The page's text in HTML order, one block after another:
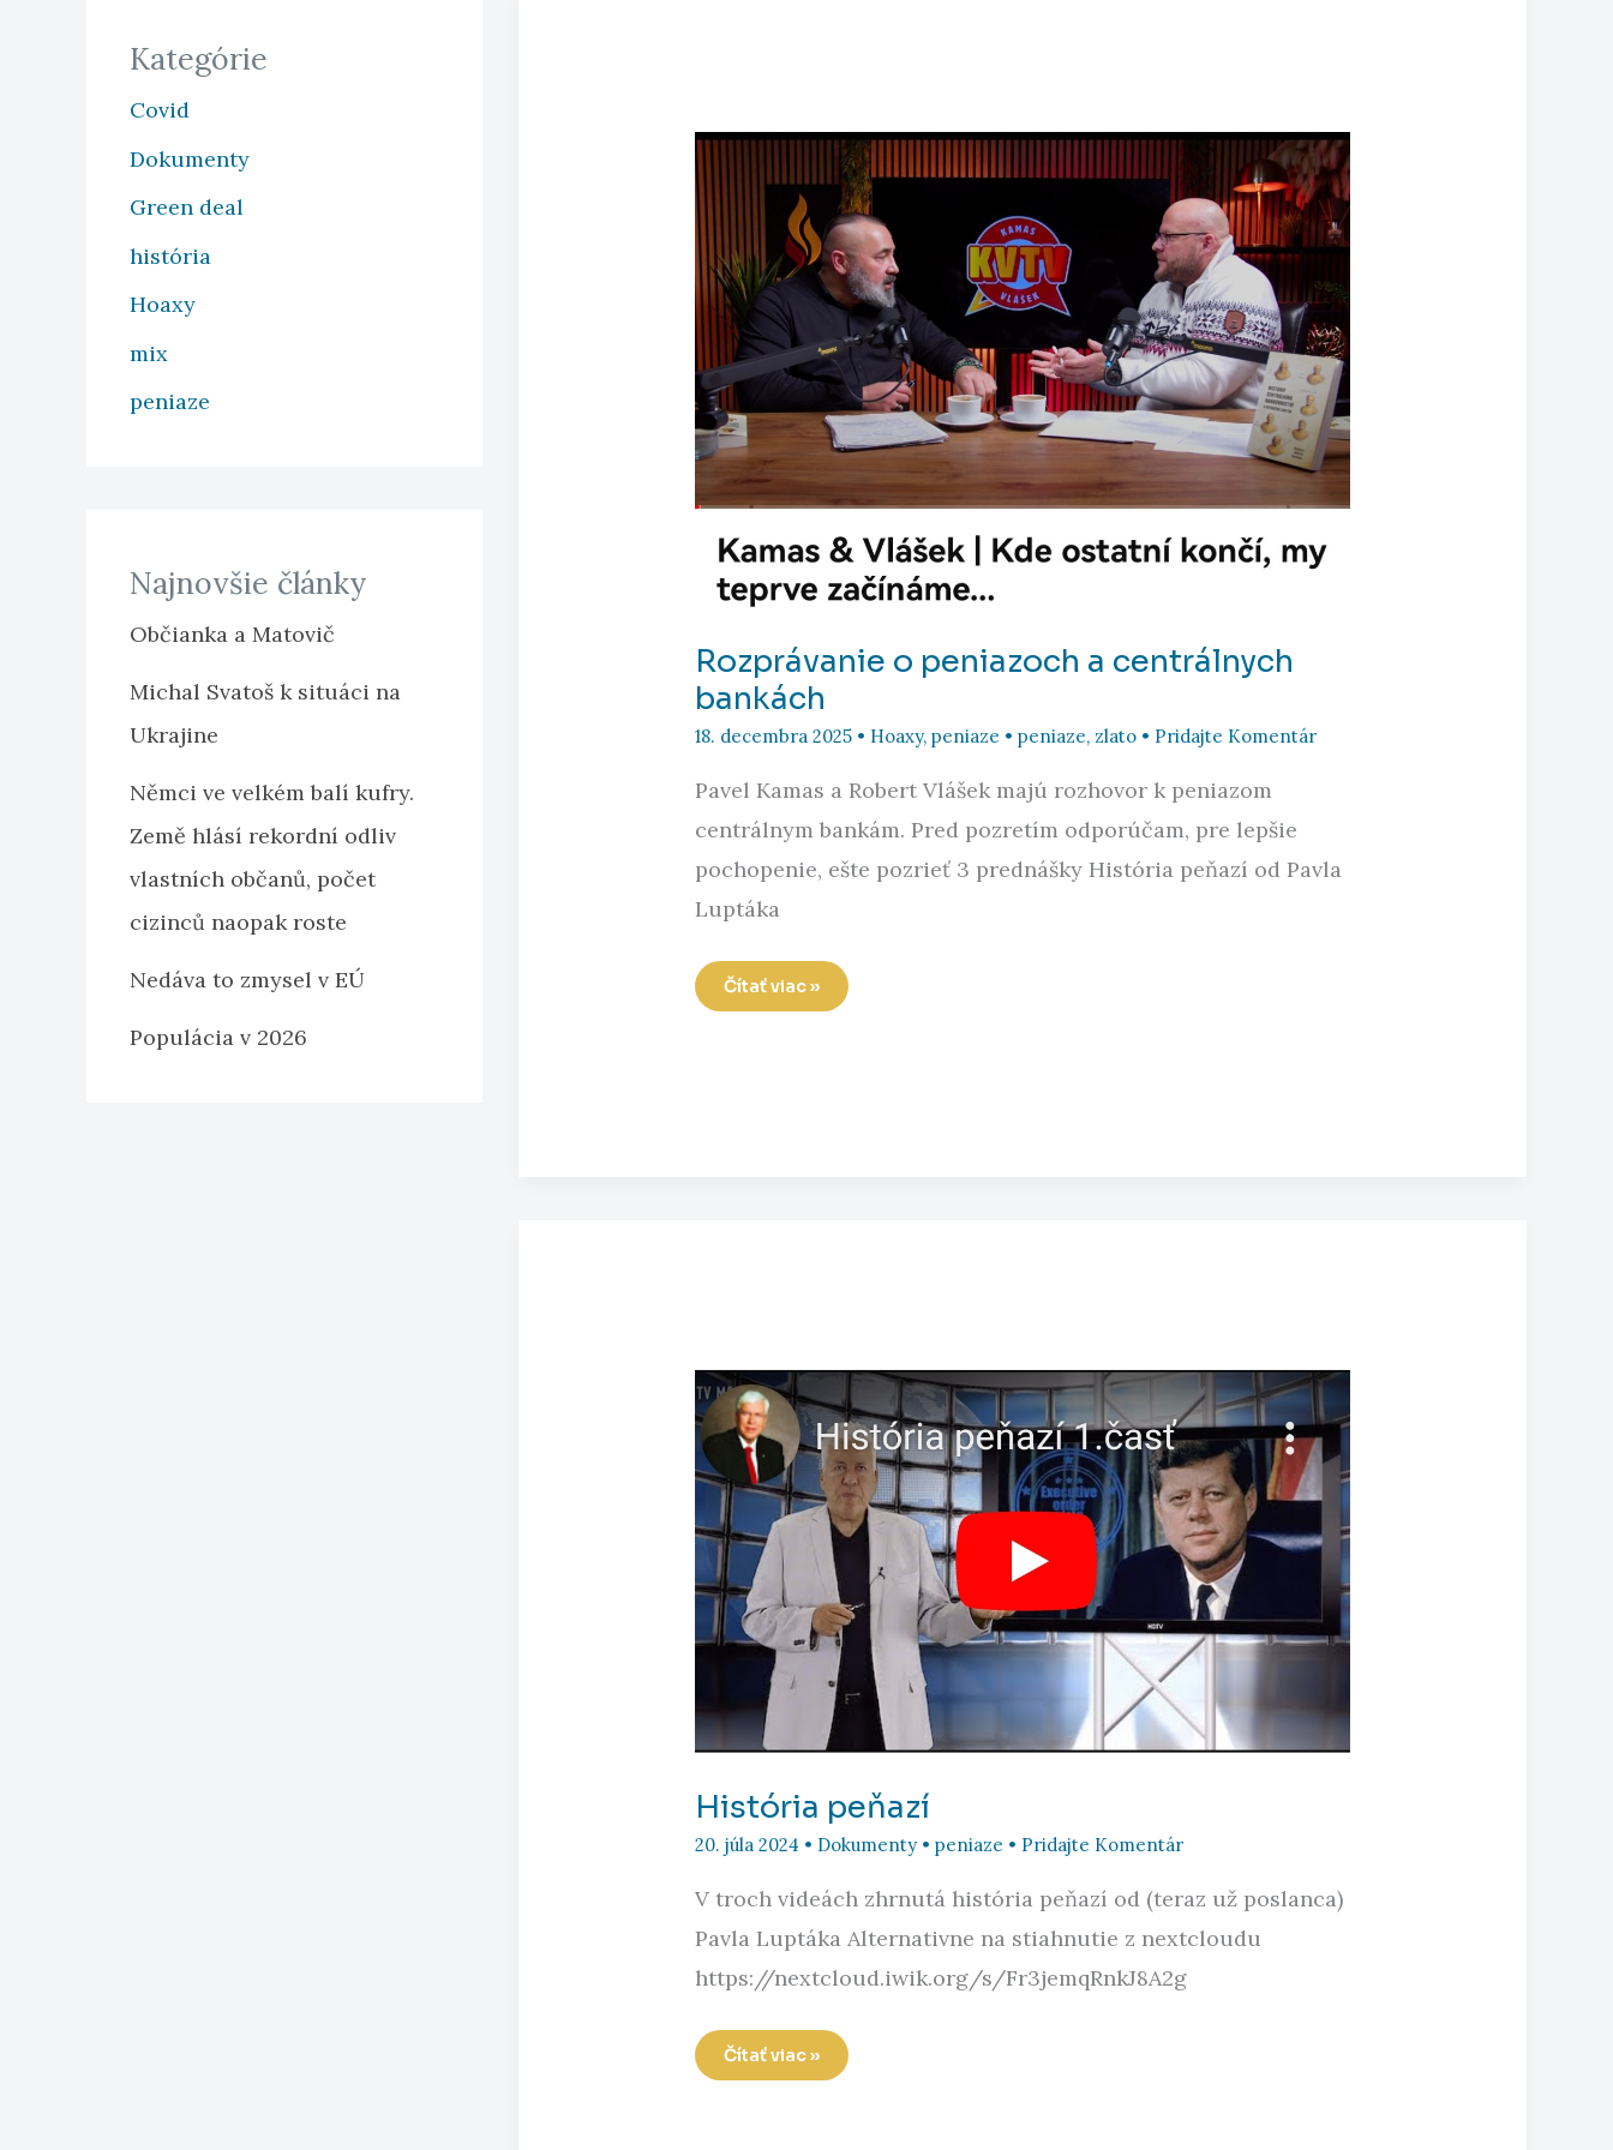
Kategórie
Covid
Dokumenty
Green deal
história
Hoaxy
mix
peniaze
Najnovšie články
Občianka a Matovič
Michal Svatoš k situáci na
Ukrajine
Němci ve velkém balí kufry.
Země hlásí rekordní odliv
vlastních občanů, počet
cizinců naopak roste
Nedáva to zmysel v EÚ
Populácia v 2026
Rozprávanie o peniazoch a centrálnych
bankách
18. decembra 2025 • Hoaxy,peniaze •peniaze, zlato • Pridajte Komentár
Pavel Kamas a Robert Vlášek majú rozhovor k peniazom
centrálnym bankám. Pred pozretím odporúčam, pre lepšie
pochopenie, ešte pozrieť 3 prednášky História peňazí od Pavla
Luptáka
Rozprávanie
peniazoch
Čítať viac »
História peňazí
20. júla 2024 • Dokumenty •peniaze • Pridajte Komentár
V troch videách zhrnutá história peňazí od (teraz už poslanca)
Pavla Luptáka Alternativne na stiahnutie z nextcloudu
https://nextcloud.iwik.org/s/Fr3jemqRnkJ8A2g
História
Čítať viac »